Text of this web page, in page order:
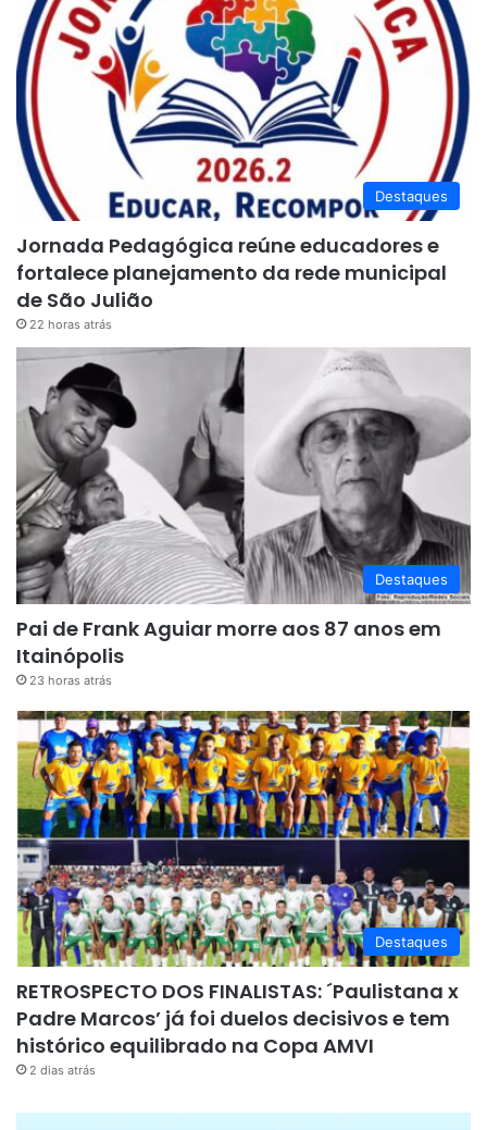
Destaques
Jornada Pedagógica reúne educadores e
fortalece planejamento da rede municipal
de São Julião
22 horas atrás
Destaques
Pai de Frank Aguiar morre aos 87 anos em
Itainópolis
23 horas atrás
Destaques
RETROSPECTO DOS FINALISTAS: ´Paulistana x
Padre Marcos’ já foi duelos decisivos e tem
histórico equilibrado na Copa AMVI
2 dias atrás